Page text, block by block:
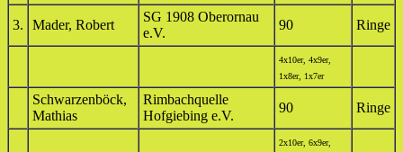
3. Mader, Robert
SG 1908 Oberornau
e.V.
90 Ringe
4x10er, 4x9er,
1x8er, 1x7er
Schwarzenböck,
Mathias
Rimbachquelle
Hofgiebing e.V.
90 Ringe
2x10er, 6x9er,